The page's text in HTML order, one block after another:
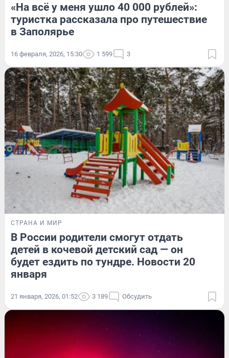
«На всё у меня ушло 40 000 рублей»:
туристка рассказала про путешествие
в Заполярье
16 февраля, 2026, 15:30 1 599 3
СТРАНА И МИР
В России родители смогут отдать
детей в кочевой детский сад — он
будет ездить по тундре. Новости 20
января
21 января, 2026, 01:52 3 189 Обсудить